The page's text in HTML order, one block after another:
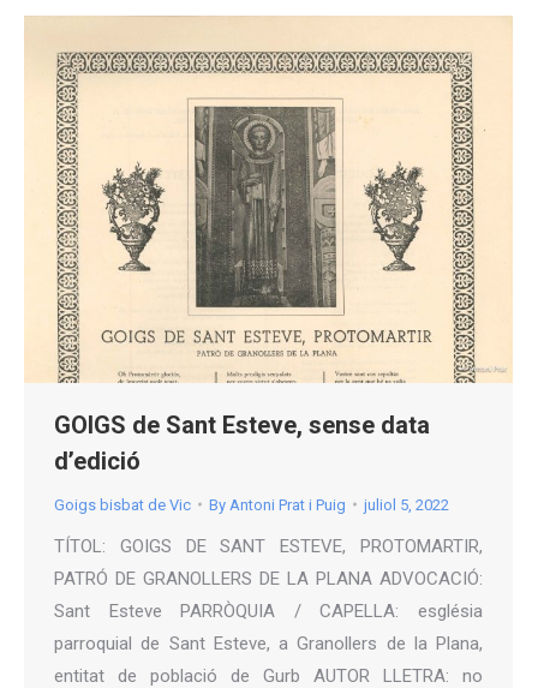
GOIGS de Sant Esteve, sense data
d’edició
Goigs bisbat de Vic By Antoni Prat i Puig juliol 5, 2022
TÍTOL: GOIGS DE SANT ESTEVE, PROTOMARTIR,
PATRÓ DE GRANOLLERS DE LA PLANA ADVOCACIÓ:
Sant Esteve PARRÒQUIA / CAPELLA: església
parroquial de Sant Esteve, a Granollers de la Plana,
entitat de població de Gurb AUTOR LLETRA: no